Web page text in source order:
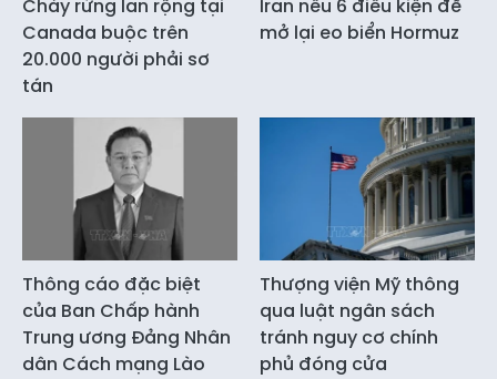
Cháy rừng lan rộng tại
Canada buộc trên
20.000 người phải sơ
tán
Iran nêu 6 điều kiện để
mở lại eo biển Hormuz
Thông cáo đặc biệt
của Ban Chấp hành
Trung ương Đảng Nhân
dân Cách mạng Lào
Thượng viện Mỹ thông
qua luật ngân sách
tránh nguy cơ chính
phủ đóng cửa